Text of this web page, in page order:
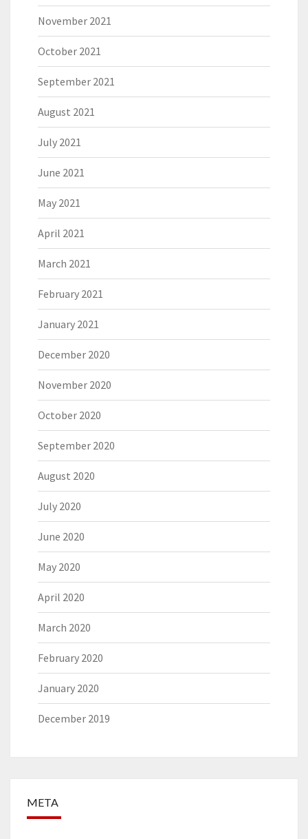
November 2021
October 2021
September 2021
August 2021
July 2021
June 2021
May 2021
April 2021
March 2021
February 2021
January 2021
December 2020
November 2020
October 2020
September 2020
August 2020
July 2020
June 2020
May 2020
April 2020
March 2020
February 2020
January 2020
December 2019
META